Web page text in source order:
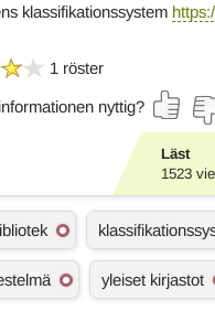
klassifikationssystem
1 röster
nyttig?
Läst
1523
yleiset kirjastot